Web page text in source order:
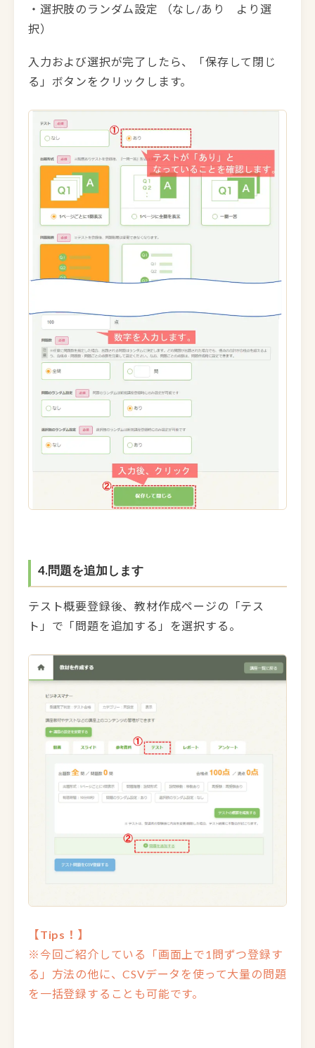
・選択肢のランダム設定 （なし/あり より選
択）
入力および選択が完了したら、「保存して閉じ
る」ボタンをクリックします。
4. 問題を追加します
テスト概要登録後、教材作成ページの「テス
ト」で「問題を追加する」を選択する。
【Tips！】
※今回ご紹介している「画面上で1問ずつ登録す
る」方法の他に、CSVデータを使って大量の問題
を一括登録することも可能です。